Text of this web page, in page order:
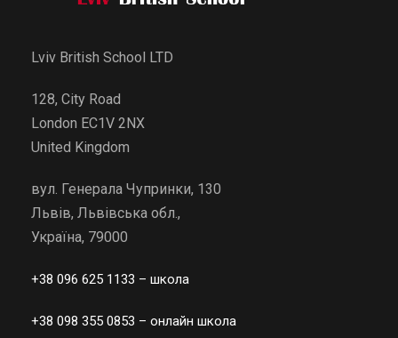
tLviv British School LTD
128, City Road
London EC1V 2NX
United Kingdom
вул. Генерала Чупринки, 130
Львів, Львівська обл.,
Україна, 79000
+38 096 625 1133 – школа
+38 098 355 0853 – онлайн школа